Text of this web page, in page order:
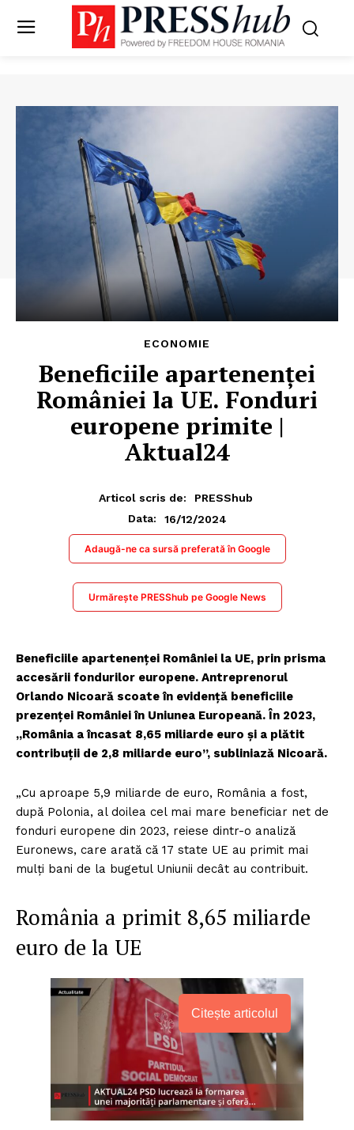
ECONOMIE
Beneficiile apartenenței
României la UE. Fonduri
europene primite |
Aktual24
Articol scris de:
PRESShub
Data:
16/12/2024
Adaugă-ne ca sursă preferată în Google
Urmărește PRESShub pe Google News
Beneficiile apartenenței României la UE, prin prisma
accesării fondurilor europene. Antreprenorul
Orlando Nicoară scoate în evidență beneficiile
prezenței României în Uniunea Europeană. În 2023,
„România a încasat 8,65 miliarde euro și a plătit
contribuții de 2,8 miliarde euro”, subliniază Nicoară.
„Cu aproape 5,9 miliarde de euro, România a fost,
după Polonia, al doilea cel mai mare beneficiar net de
fonduri europene din 2023, reiese dintr-o analiză
Euronews, care arată că 17 state UE au primit mai
mulți bani de la bugetul Uniunii decât au contribuit.
România a primit 8,65 miliarde
euro de la UE
Citește articolul